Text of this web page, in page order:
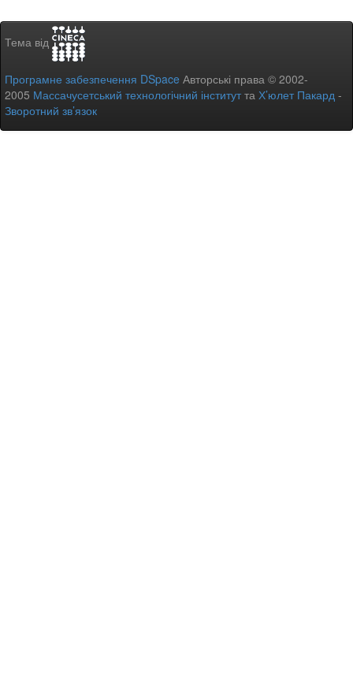
Тема від
Програмне забезпечення DSpace Авторські права © 2002-
2005 Массачусетський технологічний інститутта Х’юлет Пакард -
Зворотний зв’язок